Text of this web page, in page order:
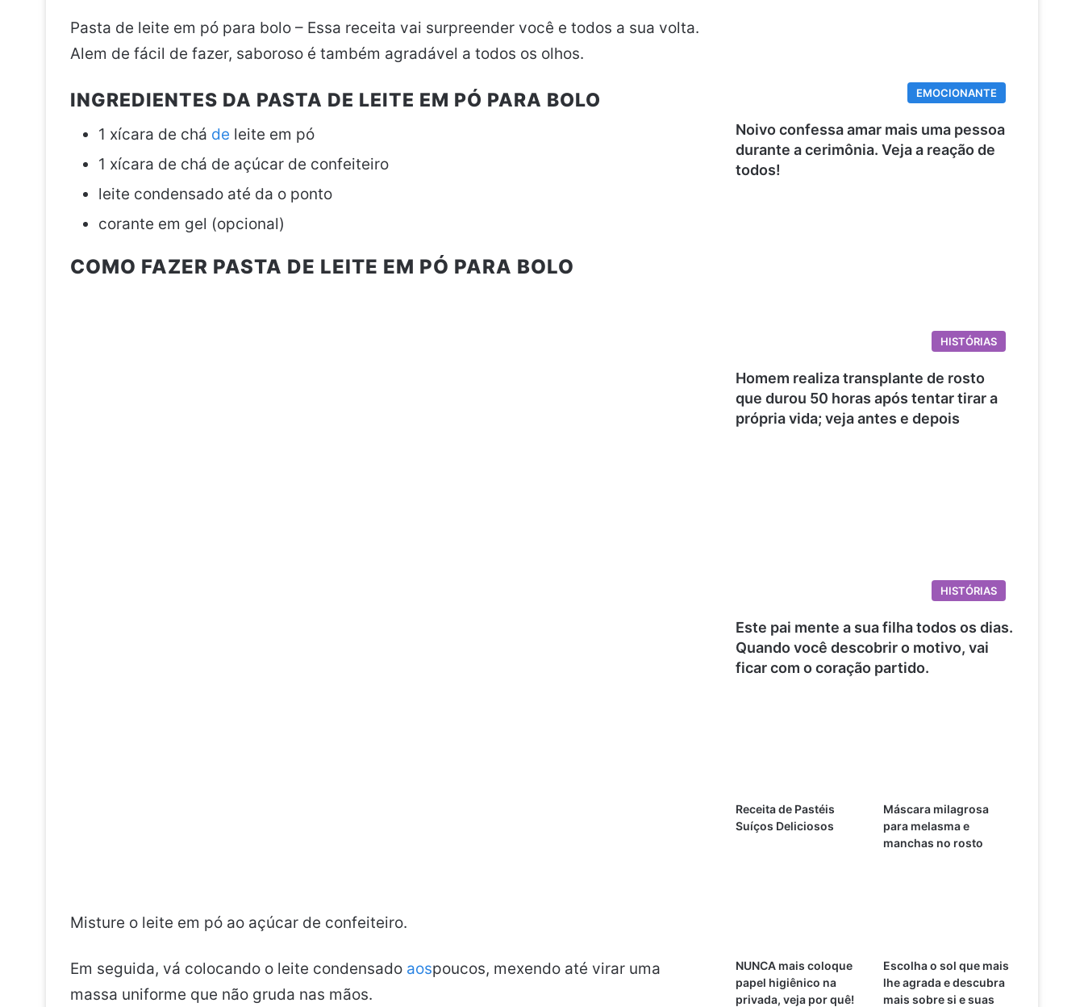
Pasta de leite em pó para bolo – Essa receita vai surpreender você e todos a sua volta.
Alem de fácil de fazer, saboroso é também agradável a todos os olhos.
INGREDIENTES DA PASTA DE LEITE EM PÓ PARA BOLO
1 xícara de chá de leite em pó
1 xícara de chá de açúcar de confeiteiro
leite condensado até da o ponto
corante em gel (opcional)
COMO FAZER PASTA DE LEITE EM PÓ PARA BOLO
Misture o leite em pó ao açúcar de confeiteiro.
Em seguida, vá colocando o leite condensado aospoucos, mexendo até virar uma
massa uniforme que não gruda nas mãos.
EMOCIONANTE
Noivo confessa amar mais uma pessoa
durante a cerimônia. Veja a reação de
todos!
HISTÓRIAS
Homem realiza transplante de rosto
que durou 50 horas após tentar tirar a
própria vida; veja antes e depois
HISTÓRIAS
Este pai mente a sua filha todos os dias.
Quando você descobrir o motivo, vai
ficar com o coração partido.
Receita de Pastéis
Suíços Deliciosos
Máscara milagrosa
para melasma e
manchas no rosto
NUNCA mais coloque
papel higiênico na
privada, veja por quê!
Escolha o sol que mais
lhe agrada e descubra
mais sobre si e suas